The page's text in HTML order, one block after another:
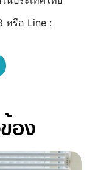
นประเทศไทย
หรือ Line :
อง